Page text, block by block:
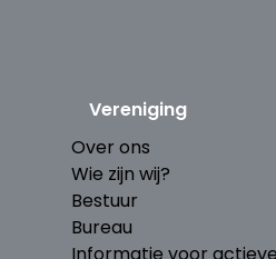
Vereniging
Over ons
Wie zijn wij?
Bestuur
Bureau